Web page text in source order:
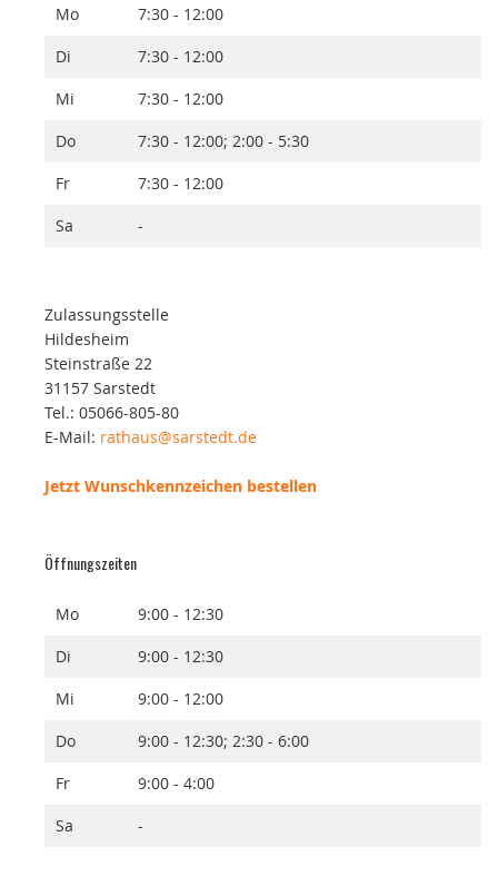
Mo
7:30 - 12:00
Di
7:30 - 12:00
Mi
7:30 - 12:00
Do
7:30 - 12:00; 2:00 - 5:30
Fr
7:30 - 12:00
Sa
-
Zulassungsstelle
Hildesheim
Steinstraße 22
31157 Sarstedt
Tel.: 05066-805-80
E-Mail: rathaus@sarstedt.de
Jetzt Wunschkennzeichen bestellen
Öffnungszeiten
Mo
9:00 - 12:30
Di
9:00 - 12:30
Mi
9:00 - 12:00
Do
9:00 - 12:30; 2:30 - 6:00
Fr
9:00 - 4:00
Sa
-